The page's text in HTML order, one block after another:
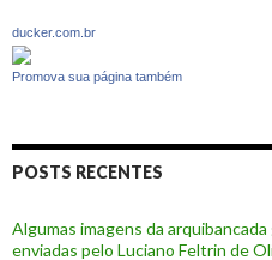
ducker.com.br
Promova sua página também
POSTS RECENTES
Algumas imagens da
enviadas pelo Luciano Feltrin de